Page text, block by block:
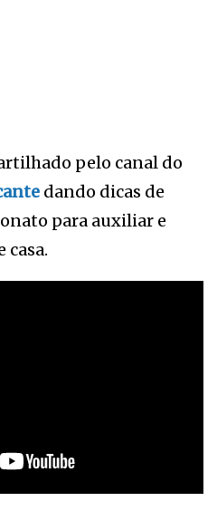
pelo canal do
dando dicas de
para auxiliar e